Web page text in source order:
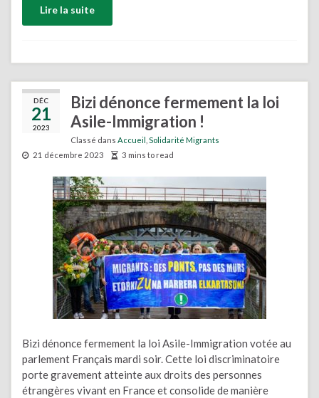
Lire la suite
DÉC
21
2023
Bizi dénonce fermement la loi
Asile-Immigration !
Classé dans Accueil Solidarité Migrants
21 décembre 2023
3 mins to read
Bizi dénonce fermement la loi Asile-Immigration votée au
parlement Français mardi soir. Cette loi discriminatoire
porte gravement atteinte aux droits des personnes
étrangères vivant en France et consolide de manière